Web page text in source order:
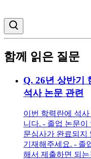
함께 읽은 질문
Q. 26년 상반기
석사 논문 관련
이번 학력란에 석
니다. - 졸업 논문
문심사가 완료되지
기재해주세요. - 졸
해서 제출하면 되는